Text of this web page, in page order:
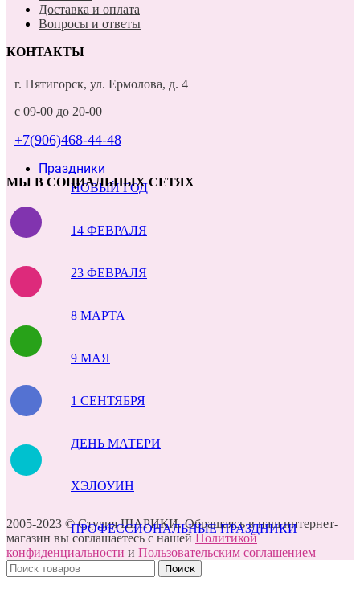
Праздники
НОВЫЙ ГОД
14 ФЕВРАЛЯ
23 ФЕВРАЛЯ
8 МАРТА
9 МАЯ
1 СЕНТЯБРЯ
ДЕНЬ МАТЕРИ
ХЭЛОУИН
ПРОФЕССИОНАЛЬНЫЕ ПРАЗДНИКИ
Доставка и оплата
Вопросы и ответы
КОНТАКТЫ
г. Пятигорск, ул. Ермолова, д. 4
с 09-00 до 20-00
+7(906)468-44-48
МЫ В СОЦИАЛЬНЫХ СЕТЯХ
2005-2023 © Студия ШАРИКИ. Обращаясь в наш интернет-
магазин вы соглашаетесь с нашейПолитикой
конфиденциальности и Пользовательским соглашением
Поиск